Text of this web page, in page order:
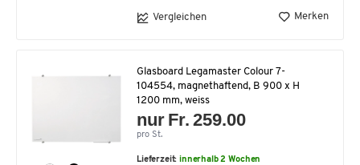
Vergleichen Merken
Glasboard Legamaster Colour 7-
104554, magnethaftend, B 900 x H
1200 mm, weiss
nur Fr. 259.00
pro St.
Lieferzeit:innerhalb 2 Wochen